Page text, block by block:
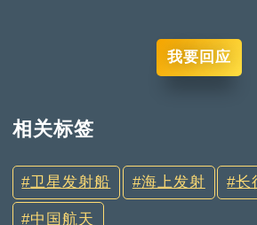
我要回应
相关标签
卫星发射船 海上发射 长
中国航天